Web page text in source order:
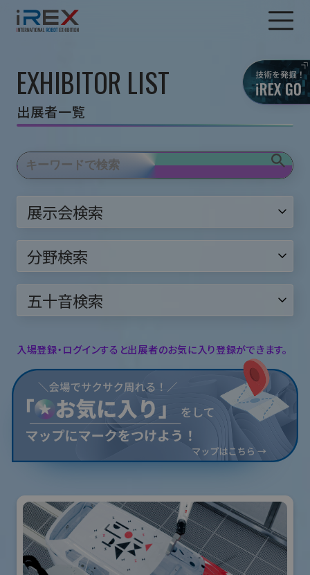
EXHIBITOR LIST
出展者一覧
入場登録・ログインすると出展者のお気に入り登録ができます。